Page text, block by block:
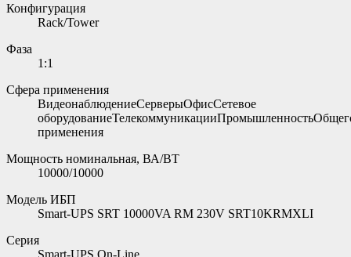
Конфигурация
Rack/Tower
Фаза
1:1
Сфера применения
ВидеонаблюдениеСерверыОфисСетевое
применения
Мощность номинальная, ВА/ВТ
10000/10000
Модель ИБП
Smart-UPS SRT 10000VA RM 230V SRT10KRMXLI
Серия
Smart-UPS On-Line